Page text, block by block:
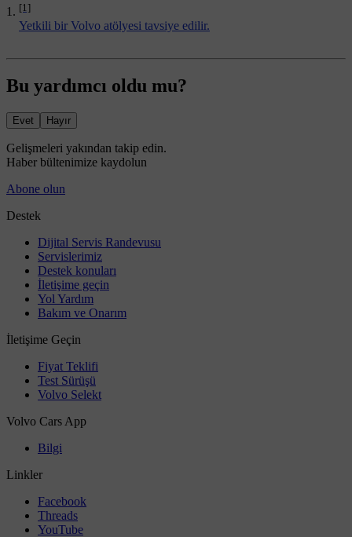
[1]
Yetkili bir Volvo atölyesi tavsiye edilir.
Bu yardımcı oldu mu?
Evet Hayır